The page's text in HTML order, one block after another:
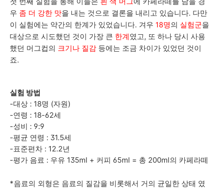
우 좀 더 강한 맛을 내는 것으로 결론을 내리고 있습니다. 다만
이 실험에는 약간의 한계가 있었습니다. 겨우 18명의 실험군을
대상으로 시도했던 것이 가장 큰 한계였고, 또 하나 당시 사용
했던 머그컵의 크기나 질감 등에는 조금 차이가 있었던 것이
죠.
실험 방법
-대상 : 18명 (자원)
-연령 : 18-62세
-성비 : 9:9
-평균 연령 : 31.5세
-표준편차 : 12.2년
-평가 음료 : 우유 135ml + 커피 65ml = 총 200ml의 카페라떼
*음료의 외형은 음료의 질감을 비롯해서 거의 균일한 상태 였